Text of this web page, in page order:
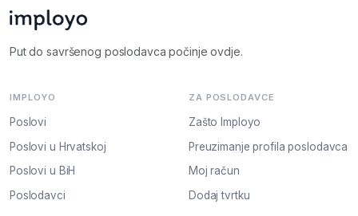
Put do savršenog poslodavca počinje ovdje.
IMPLOYO
Poslovi
Poslovi u Hrvatskoj
Poslovi u BiH
Poslodavci
ZA POSLODAVCE
Zašto Imployo
Preuzimanje profila poslodavca
Moj račun
Dodaj tvrtku